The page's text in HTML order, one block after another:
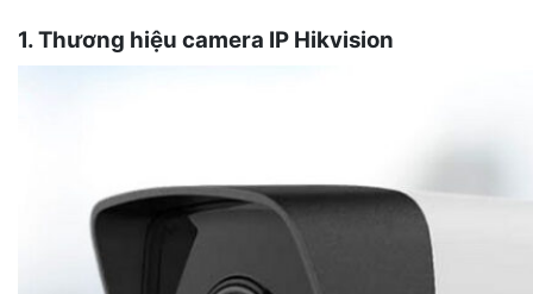
1. Thương hiệu camera IP Hikvision